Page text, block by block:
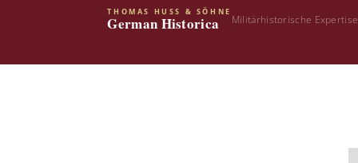
THOMAS HUSS & SÖHNE
German Historica
Militärhistorische